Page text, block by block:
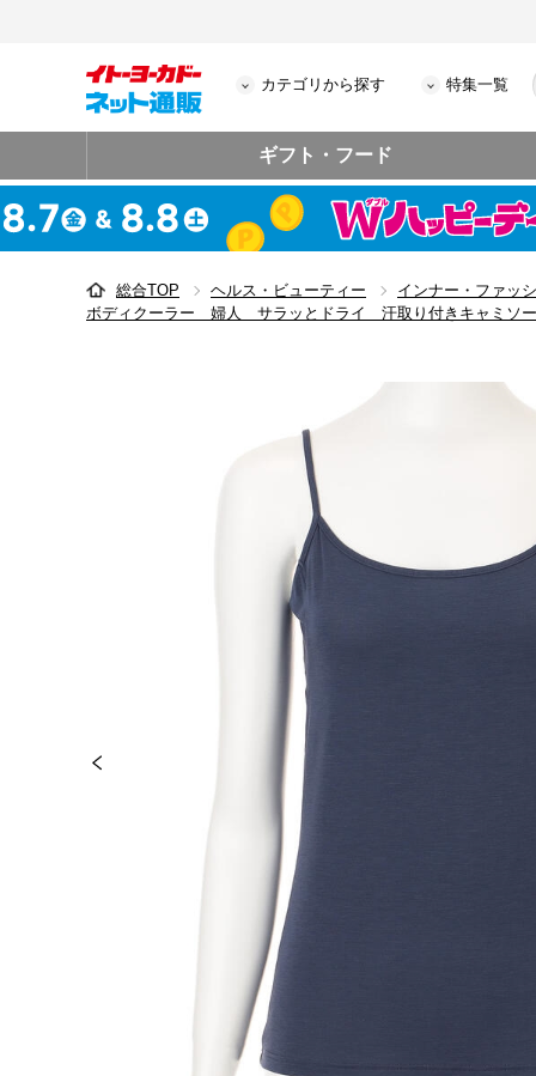
カテゴリから探す 特集一覧
ギフト・フード
総合TOP ヘルス・ビューティー
インナー・ファッ
ボディクーラー 婦人 サラッとドライ 汗取り付きキャミソー